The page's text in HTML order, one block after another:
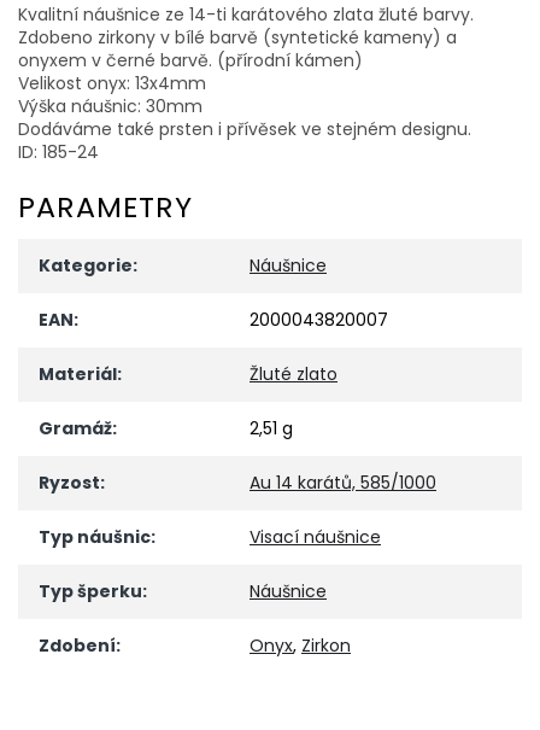
Kvalitní náušnice ze 14-ti karátového zlata žluté barvy.
Zdobeno zirkony v bílé barvě (syntetické kameny) a
onyxem v černé barvě. (přírodní kámen)
Velikost onyx: 13x4mm
Výška náušnic: 30mm
Dodáváme také prsten i přívěsek ve stejném designu.
ID: 185-24
PARAMETRY
Kategorie: Náušnice
EAN: 2000043820007
Materiál: Žluté zlato
Gramáž: 2,51 g
Ryzost: Au 14 karátů, 585/1000
Typ náušnic: Visací náušnice
Typ šperku: Náušnice
Zdobení: Onyx, Zirkon